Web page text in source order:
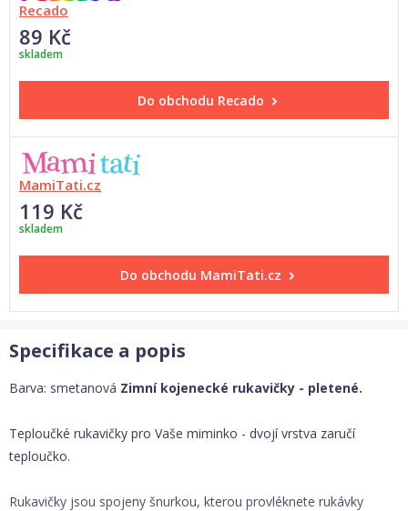
Recado
89 Kč
skladem
Do obchodu Recado
MamiTati.cz
119 Kč
skladem
Do obchodu MamiTati.cz
Specifikace a popis
Barva: smetanová Zimní kojenecké rukavičky - pletené.
Teploučké rukavičky pro Vaše miminko - dvojí vrstva zaručí
teploučko.
Rukavičky jsou spojeny šnurkou, kterou provléknete rukávky